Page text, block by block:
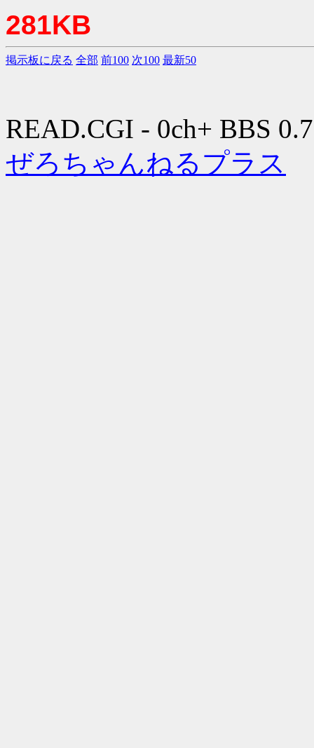
281KB
掲示板に戻る 全部 前100 次100 最新50
READ.CGI - 0ch+ BBS
ぜろちゃんねるプラス